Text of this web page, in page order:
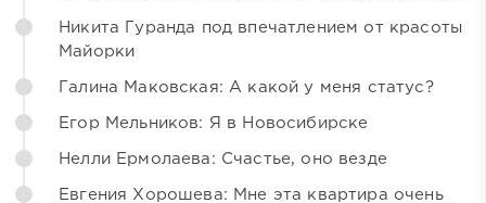
Никита Гуранда под впечатлением от красоты
Майорки
Галина Маковская: А какой у меня статус?
Егор Мельников: Я в Новосибирске
Нелли Ермолаева: Счастье, оно везде
Евгения Хорошева: Мне эта квартира очень